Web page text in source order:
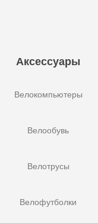
Аксессуары
Велокомпьютеры
Велообувь
Велотрусы
Велофутболки